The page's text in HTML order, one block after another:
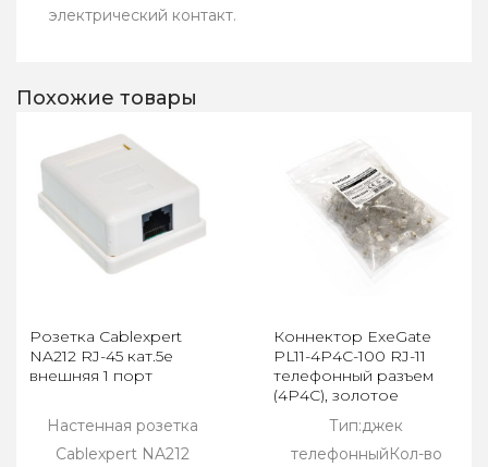
электрический контакт.
Похожие товары
Розетка Cablexpert
NA212 RJ-45 кат.5e
внешняя 1 порт
Настенная розетка
Cablexpert NA212
Коннектор ExeGate
PL11-4P4C-100 RJ-11
телефонный разъем
(4P4C), золотое
напыление (100шт)
Тип:джек
телефонныйКол-во